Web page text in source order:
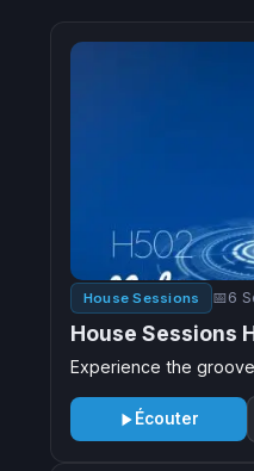
House Sessions 6
House Sessions
Experience the
Écouter